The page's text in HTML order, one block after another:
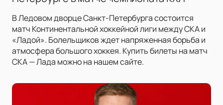
В Ледовом дворце Санкт-Петербурга состоится
матч Континентальной хоккейной лиги между СКА и
«Ладой». Болельщиков ждет напряженная борьба и
атмосфера большого хоккея. Купить билеты на матч
СКА — Лада можно на нашем сайте.